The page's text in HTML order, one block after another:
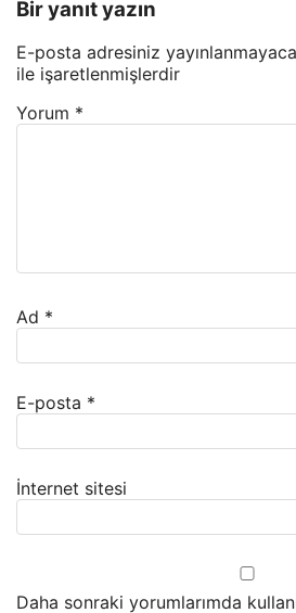
Bir yanıt yazın
E-posta adresiniz
ile işaretlenmişlerdir
Yorum *
Ad *
E-posta *
İnternet sitesi
Daha sonraki yorumlarımda